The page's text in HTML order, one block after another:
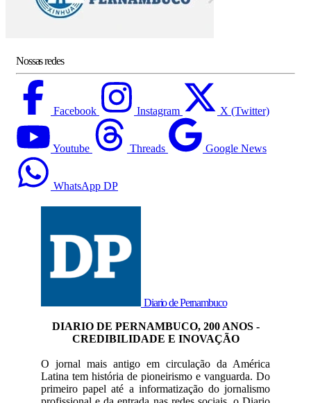
Nossas redes
Facebook Instagram X (Twitter)
Youtube Threads Google News
WhatsApp DP
Diario de Pernambuco
DIARIO DE PERNAMBUCO, 200 ANOS -
CREDIBILIDADE E INOVAÇÃO
O jornal mais antigo em circulação da América
Latina tem história de pioneirismo e vanguarda. Do
primeiro papel até a informatização do jornalismo